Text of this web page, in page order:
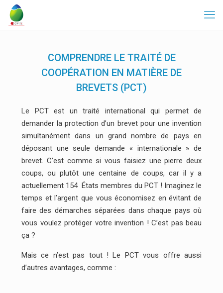
COMPRENDRE LE TRAITÉ DE
COOPÉRATION EN MATIÈRE DE
BREVETS (PCT)
Le PCT est un traité international qui permet de
demander la protection d’un brevet pour une invention
simultanément dans un grand nombre de pays en
déposant une seule demande « internationale » de
brevet. C’est comme si vous faisiez une pierre deux
coups, ou plutôt une centaine de coups, car il y a
actuellement 154 États membres du PCT ! Imaginez le
temps et l’argent que vous économisez en évitant de
faire des démarches séparées dans chaque pays où
vous voulez protéger votre invention ! C’est pas beau
ça ?
Mais ce n’est pas tout ! Le PCT vous offre aussi
d’autres avantages, comme :